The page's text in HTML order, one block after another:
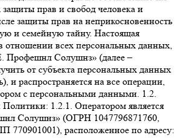
защиты прав и свобод человека и
защиты прав на неприкосновенность
и семейную тайну. Настоящая
отношении всех персональных данных,
Солушнз» (далее –
от субъекта персональных данных
и распространяется на все операции,
с персональными данными. 1.2.
1.2.1. Оператором является
Солушнз» (ОГРН 1047796871760,
расположенное по адресу: